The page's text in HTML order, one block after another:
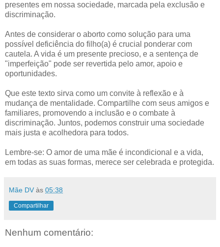
presentes em nossa sociedade, marcada pela exclusão e
discriminação.
Antes de considerar o aborto como solução para uma
possível deficiência do filho(a) é crucial ponderar com
cautela. A vida é um presente precioso, e a sentença de
"imperfeição" pode ser revertida pelo amor, apoio e
oportunidades.
Que este texto sirva como um convite à reflexão e à
mudança de mentalidade. Compartilhe com seus amigos e
familiares, promovendo a inclusão e o combate à
discriminação. Juntos, podemos construir uma sociedade
mais justa e acolhedora para todos.
Lembre-se: O amor de uma mãe é incondicional e a vida,
em todas as suas formas, merece ser celebrada e protegida.
Mãe DV às 05:38
Compartilhar
Nenhum comentário: